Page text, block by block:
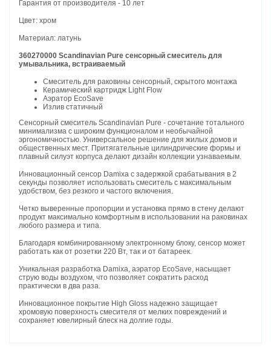
Гарантия от производителя - 10 лет
Цвет: хром
Материал: латунь
360270000 Scandinavian Pure сенсорный смеситель для
умывальника, встраиваемый
Смеситель для раковины сенсорный, скрытого монтажа
Керамический картридж Light Flow
Аэратор EcoSave
Излив статичный
Сенсорный смеситель Scandinavian Pure - сочетание тотального
минимализма с широким функционалом и необычайной
эргономичностью. Универсальное решение для жилых домов и
общественных мест. Притягательные цилиндрические формы и
плавный силуэт корпуса делают дизайн коллекции узнаваемым.
Инновационный сенсор Damixa с задержкой срабатывания в 2
секунды позволяет использовать смеситель с максимальным
удобством, без резкого и частого включения.
Четко выверенные пропорции и установка прямо в стену делают
продукт максимально комфортным в использовании на раковинах
любого размера и типа.
Благодаря комбинированному электронному блоку, сенсор может
работать как от розетки 220 Вт, так и от батареек.
Уникальная разработка Damixa, аэратор EcoSave, насыщает
струю воды воздухом, что позволяет сократить расход
практически в два раза.
Инновационное покрытие High Gloss надежно защищает
хромовую поверхность смесителя от мелких повреждений и
сохраняет ювелирный блеск на долгие годы.